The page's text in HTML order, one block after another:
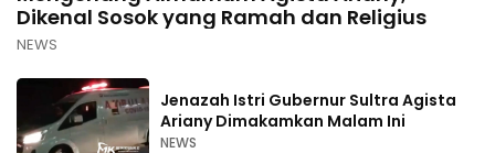
Dikenal Sosok yang Ramah dan Religius
NEWS
Jenazah Istri Gubernur Sultra Agista
Ariany Dimakamkan Malam Ini
NEWS